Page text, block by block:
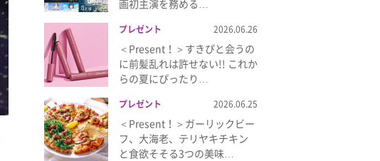
画初主演を務める…
プレゼント 2026.06.26
＜Present！＞すきぴと会うの
に前髪乱れは許せない!! これか
らの夏にぴったり…
プレゼント 2026.06.25
＜Present！＞ガーリックビー
フ、大海老、テリヤキチキン
と食欲そそる3つの美味…